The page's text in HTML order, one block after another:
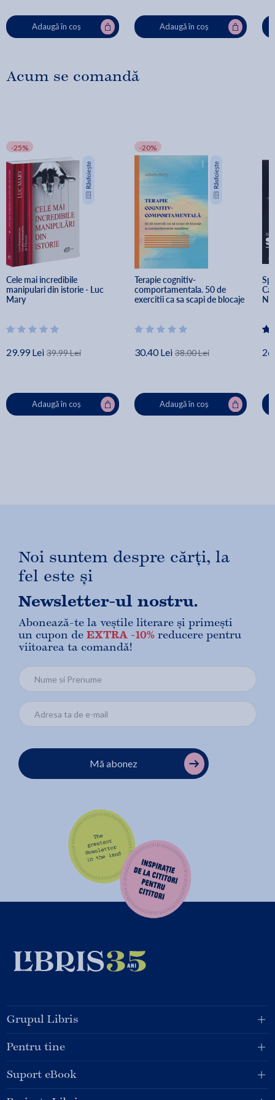
Adaugă în coș Adaugă în coș
Acum se comandă
-25%
Cele mai incredibile
manipulari din istorie - Luc
Mary
29.99 Lei 39.99 Lei
Adaugă în coș
-20%
Terapie cognitiv-
comportamentala. 50 de
exercitii ca sa scapi de blocaje
30.40 Lei 38.00 Lei
Adaugă în coș
Noi suntem despre cărți, la
fel este și
Newsletter-ul nostru.
Abonează-te la veștile literare și primești
un cupon de EXTRA -10% reducere pentru
viitoarea ta comandă!
Mă abonez
Grupul Libris
Pentru tine
Suport eBook